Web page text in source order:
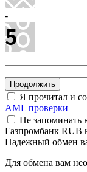
-
=
Я прочитал и
AML проверки
Не запоминать
Газпромбанк RUB
Надежный обмен
Для обмена вам